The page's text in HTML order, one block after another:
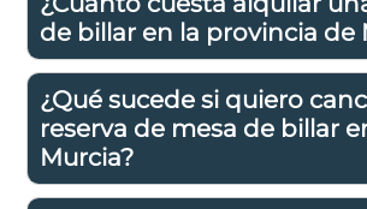
de billar en la provincia de
¿Qué sucede si quiero
reserva de mesa de billar
Murcia?